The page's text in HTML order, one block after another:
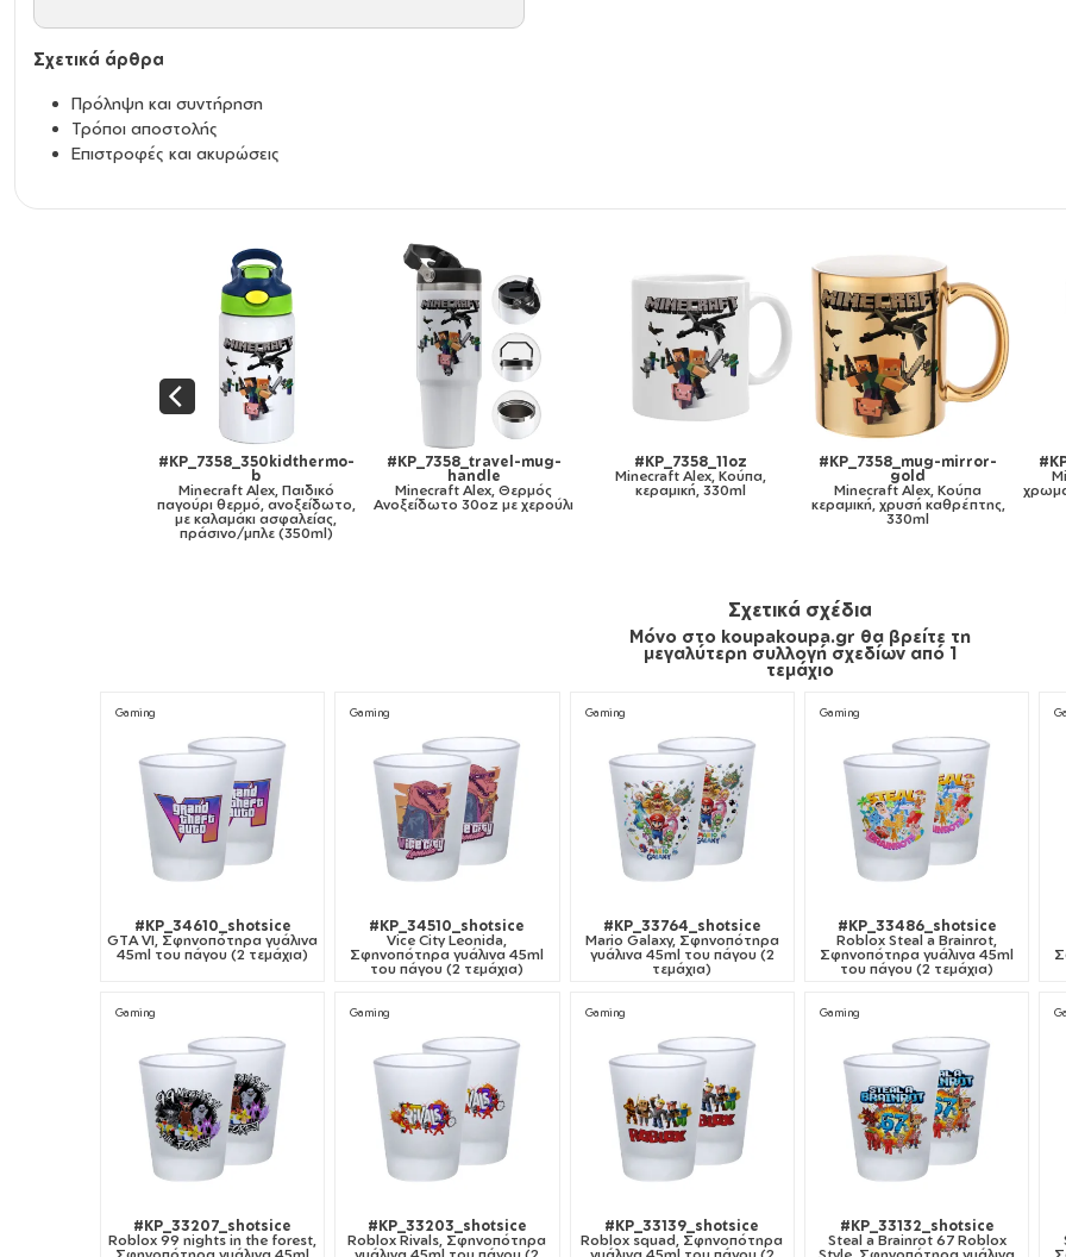
Σχετικά άρθρα
Πρόληψη και συντήρηση
Τρόποι αποστολής
Επιστροφές και ακυρώσεις
#KP_7358_11oz
Minecraft Alex, Κούπα,
κεραμική, 330ml
#KP_7358_mug-mirror-
gold
Minecraft Alex, Κούπα
κεραμική, χρυσή καθρέπτης,
#KP_7358_11ozcBLACK
Minecraft Alex, Κούπα
χρωματιστή μαύρη, κεραμική,
330ml
#KP_7358_metaldouble
Minecraft Alex, Κούπα
Ανοξείδωτη διπλού
τοιχώματος 300ml
Σχετικά σχέδια
Μόνο στο koupakoupa.gr θα βρείτε τη
μεγαλύτερη συλλογή σχεδίων από 1
τεμάχιο
Gaming
#KP_34610_shotsice
GTA VI, Σφηνοπότηρα γυάλινα
45ml του πάγου (2 τεμάχια)
Gaming
#KP_34510_shotsice
Vice City Leonida,
Σφηνοπότηρα γυάλινα 45ml
του πάγου (2 τεμάχια)
Gaming
#KP_33764_shotsice
Mario Galaxy, Σφηνοπότηρα
γυάλινα 45ml του πάγου (2
τεμάχια)
Gaming
#KP_33486_shotsice
Roblox Steal a Brainrot,
Σφηνοπότηρα γυάλινα 45ml
του πάγου (2 τεμάχια)
Gaming
#KP_33207_shotsice
Roblox 99 nights in the forest,
Gaming
#KP_33203_shotsice
Roblox Rivals, Σφηνοπότηρα
Gaming
#KP_33139_shotsice
Roblox squad, Σφηνοπότηρα
Gaming
#KP_33132_shotsice
Steal a Brainrot 67 Roblox